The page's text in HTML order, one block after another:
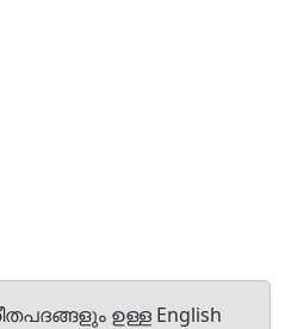
ഉള്ള English